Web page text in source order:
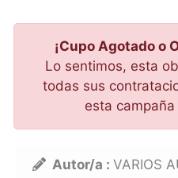
¡Cupo Agotado o
Lo sentimos, esta
todas sus
esta
Autor/a : VARIOS